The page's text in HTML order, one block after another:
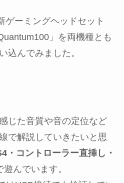
ゲーミングヘッドセット
」を両機種とも
込んでみました。
じた音質や音の定位など
で解説していきたいと思
・コントローラー直挿し・
遊んでいます。